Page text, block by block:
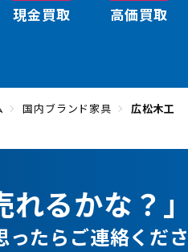
現金買取 高価買取
国内ブランド家具 広松木工
れるかな？」
ったらご連絡くだ